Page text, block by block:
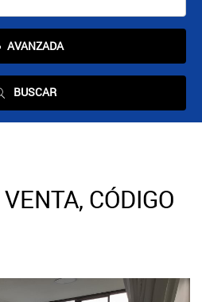
AVANZADA
BUSCAR
CÓDIGO